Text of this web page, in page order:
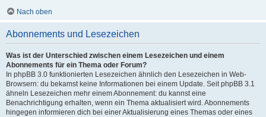
Nach oben
Abonnements und Lesezeichen
Was ist der Unterschied zwischen einem Lesezeichen und einem
Abonnements für ein Thema oder Forum?
In phpBB 3.0 funktionierten Lesezeichen ähnlich den Lesezeichen in Web-
Browsern: du bekamst keine Informationen bei einem Update. Seit phpBB 3.1
ähneln Lesezeichen mehr einem Abonnement: du kannst eine
Benachrichtigung erhalten, wenn ein Thema aktualisiert wird. Abonnements
hingegen informieren dich bei einer Aktualisierung eines Themas oder eines